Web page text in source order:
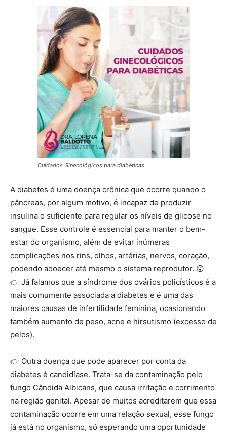
Cuidados Ginecológicos para diabéticas
A diabetes é uma doença crônica que ocorre quando o
pâncreas, por algum motivo, é incapaz de produzir
insulina o suficiente para regular os níveis de glicose no
sangue. Esse controle é essencial para manter o bem-
estar do organismo, além de evitar inúmeras
complicações nos rins, olhos, artérias, nervos, coração,
podendo adoecer até mesmo o sistema reprodutor. 😲
👉 Já falamos que a síndrome dos ovários policísticos é a
mais comumente associada a diabetes e é uma das
maiores causas de infertilidade feminina, ocasionando
também aumento de peso, acne e hirsutismo (excesso de
pelos).
👉 Outra doença que pode aparecer por conta da
diabetes é candidíase. Trata-se da contaminação pelo
fungo Cândida Albicans, que causa irritação e corrimento
na região genital. Apesar de muitos acreditarem que essa
contaminação ocorre em uma relação sexual, esse fungo
já está no organismo, só esperando uma oportunidade